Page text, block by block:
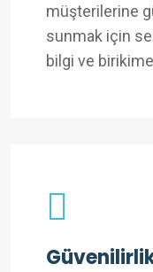
müşterilerine
sunmak için
bilgi ve